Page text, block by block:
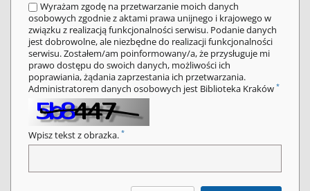
Wyrażam zgodę na przetwarzanie moich danych
osobowych zgodnie z aktami prawa unijnego i krajowego w
związku z realizacją funkcjonalności serwisu. Podanie danych
jest dobrowolne, ale niezbędne do realizacji funkcjonalności
serwisu. Zostałem/am poinformowany/a, że przysługuje mi
prawo dostępu do swoich danych, możliwości ich
poprawiania, żądania zaprzestania ich przetwarzania.
Administratorem danych osobowych jest Biblioteka Kraków *
Wpisz tekst z obrazka. *